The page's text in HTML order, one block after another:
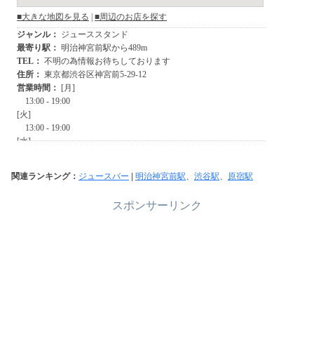
関連ランキング： ジュースバー 明治神宮前駅、 渋谷駅、 原宿駅
スポンサーリンク